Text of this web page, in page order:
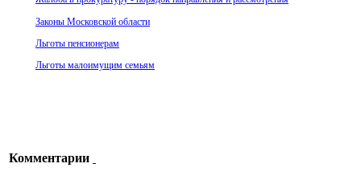
Законы Московской области
Льготы пенсионерам
Льготы малоимущим семьям
Комментарии